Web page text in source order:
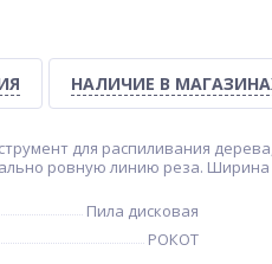
НАЛИЧИЕ В
для распиливания
ровную линию реза. Ширина
Пила дисковая
РОКОТ